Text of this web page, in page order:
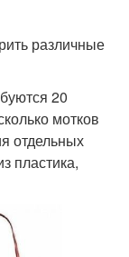
различные
20
мотков
отдельных
пластика,